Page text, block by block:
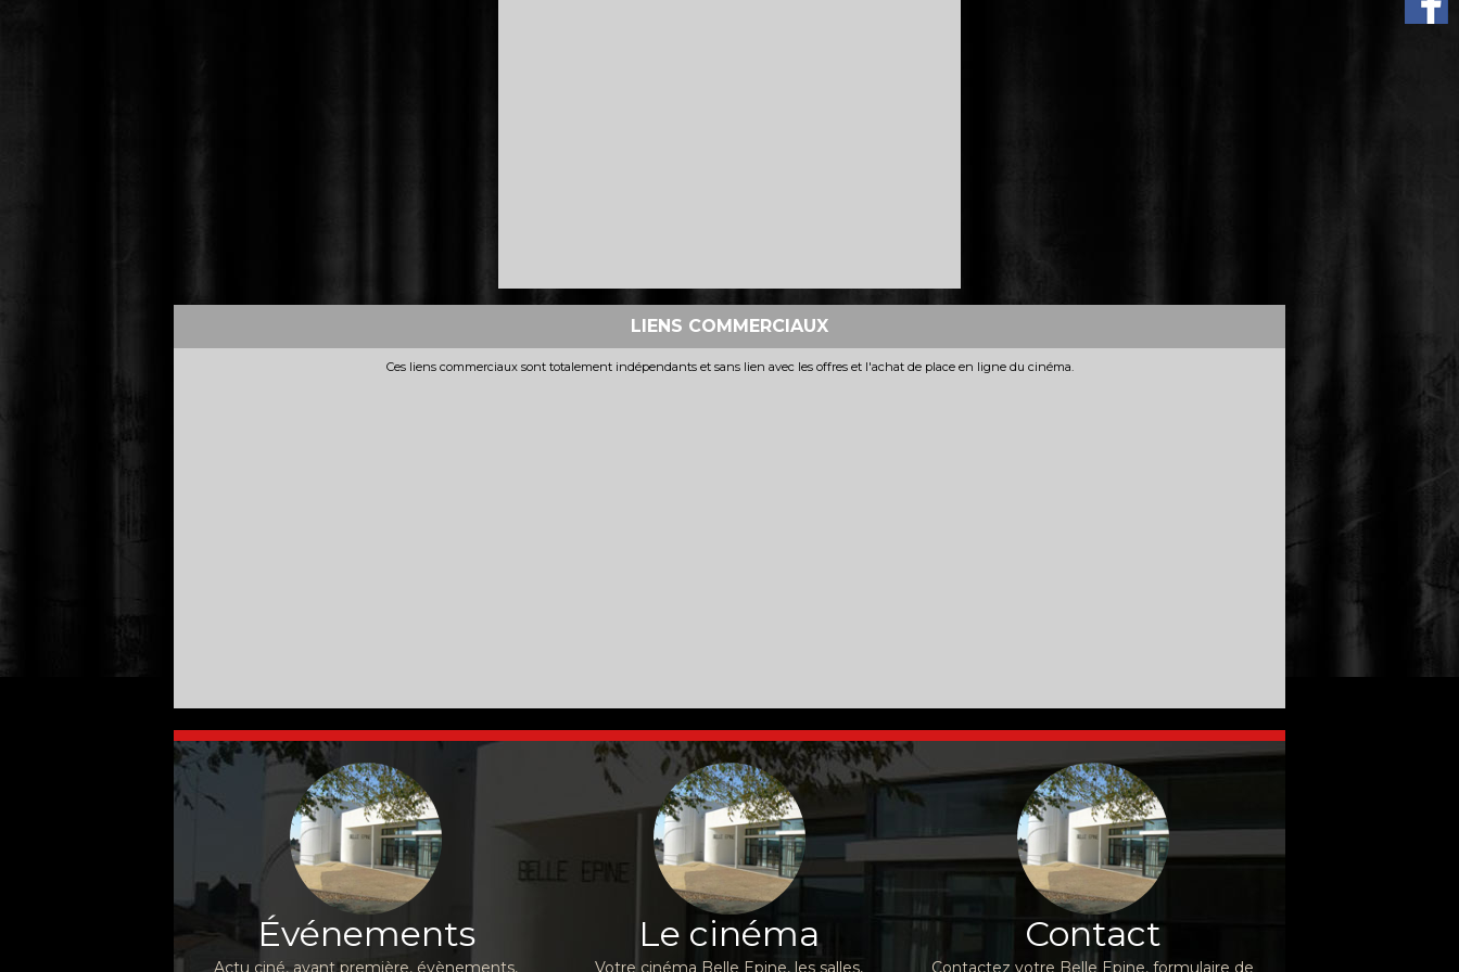
LIENS COMMERCIAUX
Ces liens commerciaux sont totalement indépendants et sans lien avec les offres et l'achat de place en ligne du cinéma.
Événements
Actu ciné, avant première, évènements,
Le cinéma
Votre cinéma Belle Epine, les salles,
Contact
Contactez votre Belle Epine, formulaire de